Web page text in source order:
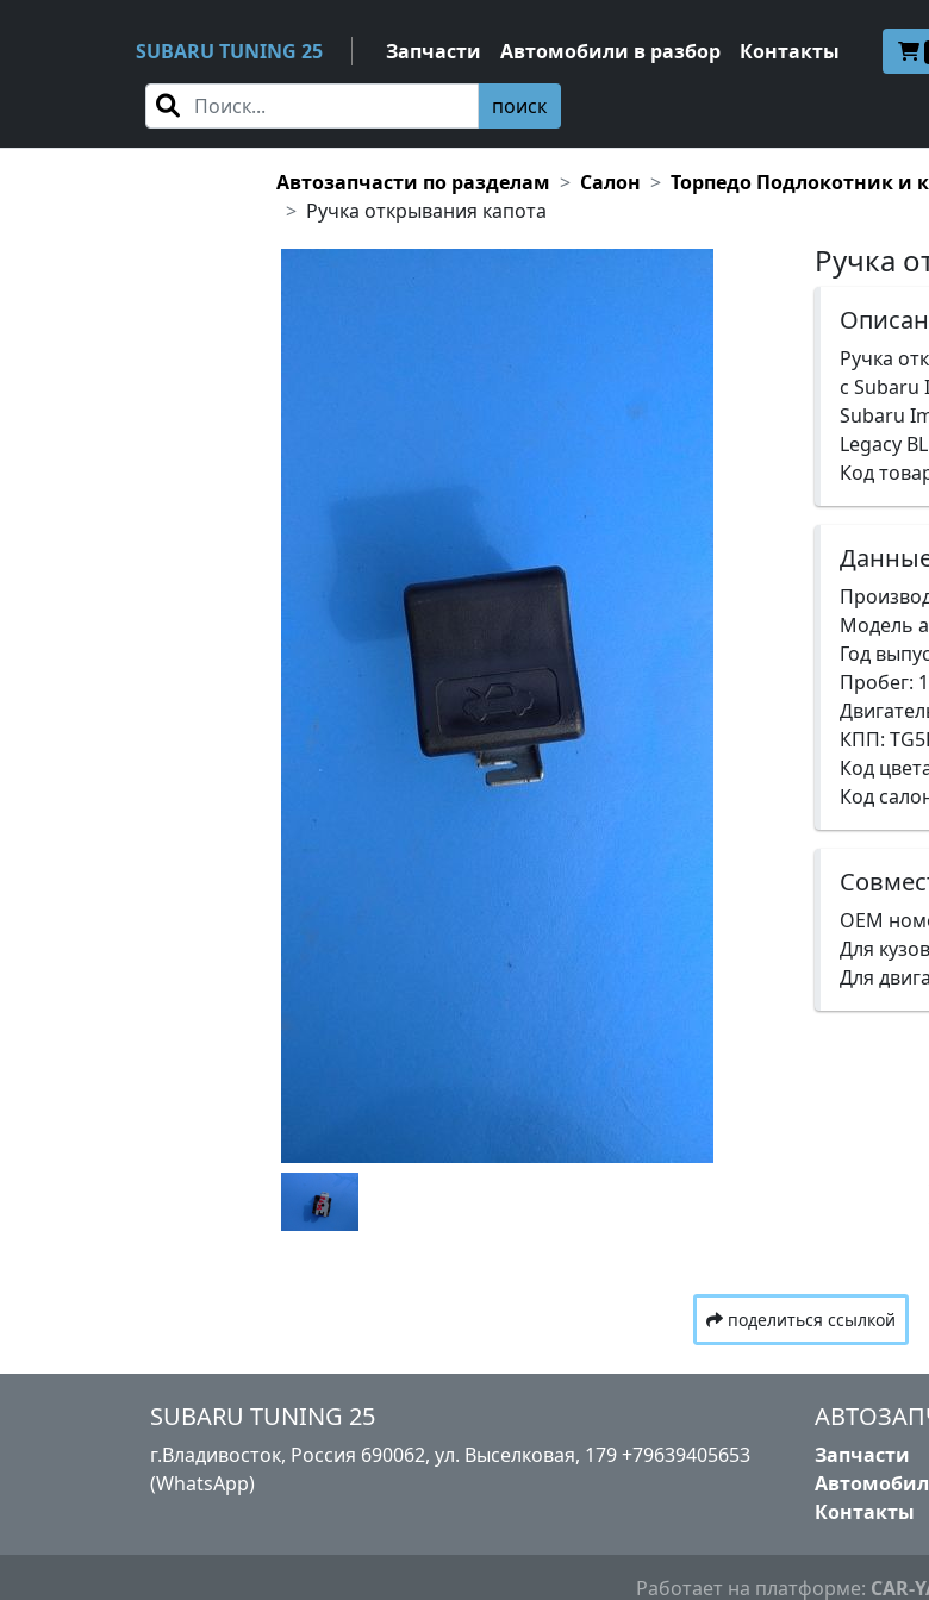
SUBARU TUNING 25 Запчасти Автомобили в разбор Контакты
поиск
Автозапчасти по разделам Салон
Торпедо Подлокотник и
Ручка открывания капота
Ручка
Ручка
с Subaru
Subaru
Legacy
Код
Модель
Год
Пробег:
КПП:
Код
Код
OEM
Для
Для
поделиться ссылкой
SUBARU TUNING 25
г.Владивосток, Россия​ ‎690062, ул. Выселковая, 179 +79639405653
(WhatsApp)
Запчасти
Контакты
Работает на платформе: CAR-